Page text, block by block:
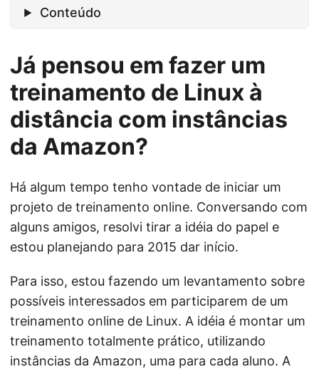
Conteúdo
Já pensou em fazer um
treinamento de Linux à
distância com instâncias
da Amazon?
Há algum tempo tenho vontade de iniciar um
projeto de treinamento online. Conversando com
alguns amigos, resolvi tirar a idéia do papel e
estou planejando para 2015 dar início.
Para isso, estou fazendo um levantamento sobre
possíveis interessados em participarem de um
treinamento online de Linux. A idéia é montar um
treinamento totalmente prático, utilizando
instâncias da Amazon, uma para cada aluno. A